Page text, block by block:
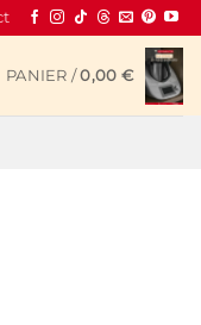
PANIER /0,00 €